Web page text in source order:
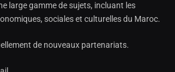
large gamme de sujets, incluant les
sociales et culturelles du Maroc.
de nouveaux partenariats.